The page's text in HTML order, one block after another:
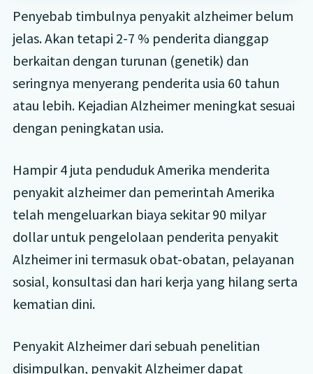
Penyebab timbulnya penyakit alzheimer belum
jelas. Akan tetapi 2-7 % penderita dianggap
berkaitan dengan turunan (genetik) dan
seringnya menyerang penderita usia 60 tahun
atau lebih. Kejadian Alzheimer meningkat sesuai
dengan peningkatan usia.
Hampir 4 juta penduduk Amerika menderita
penyakit alzheimer dan pemerintah Amerika
telah mengeluarkan biaya sekitar 90 milyar
dollar untuk pengelolaan penderita penyakit
Alzheimer ini termasuk obat-obatan, pelayanan
sosial, konsultasi dan hari kerja yang hilang serta
kematian dini.
Penyakit Alzheimer dari sebuah penelitian
disimpulkan, penyakit Alzheimer dapat